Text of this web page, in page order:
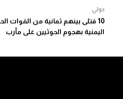
دولي
10 قتلى بينهم ثمانية من القوات
اليمنية بهجوم الحوثيين على مأرب